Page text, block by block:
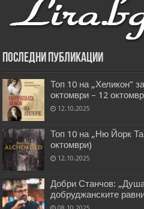
Последни публикации
Топ 10 на „Хеликон”
октомври – 12
12.10.2025
Топ 10 на „Ню Йорк
октомври)
12.10.2025
Добри Станчов:
добруджанските